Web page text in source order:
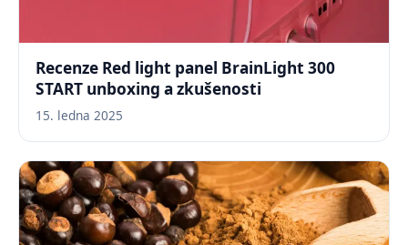
Recenze Red light panel BrainLight 300
START unboxing a zkušenosti
15. ledna 2025